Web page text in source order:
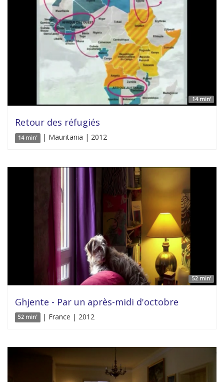
14 min'
Retour des réfugiés
14 min' | Mauritania | 2012
52 min'
Ghjente - Par un après-midi d'octobre
52 min' | France | 2012